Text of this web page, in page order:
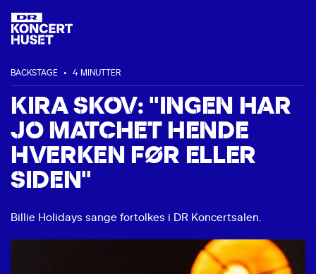
BACKSTAGE • 4 MINUTTER
KIRA SKOV: "INGEN HAR
JO MATCHET HENDE
HVERKEN FØR ELLER
SIDEN"
Billie Holidays sange fortolkes i DR Koncertsalen.